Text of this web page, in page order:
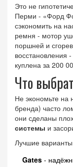
Это не
Перми - «Форд
сэкономить на
ремня - мотор
поршней и
куплена за 200
Что
Не экономьте на
бренда) часто
они сделаны
системы и
Лучшие
Gates -